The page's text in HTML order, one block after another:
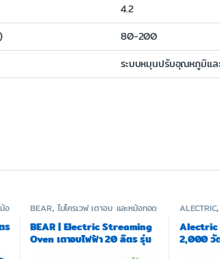
อ
ร
BEAR, ไมโครเวฟ เตาอบ และหม้อทอด
BEAR | Electric Streaming
Oven เตาอบไฟฟ้า 20 ลิตร รุ่น
ALECTRIC,
Alectric
2,000 วั
4.2
80-200
ระบบหมุนปรับอุณหภูมิแล